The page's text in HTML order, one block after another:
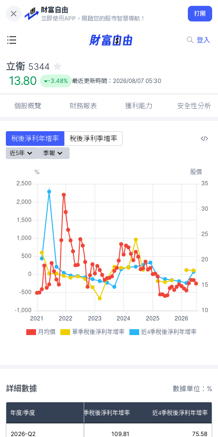
財富自由
立即使用APP，開啟您的股市智慧導航！
打開
登入
13.80
-3.48%
立衛 5344
13.80 -3.48% 最近更新時間： 2026/08/07 05:30
個股概覽 財務報表 獲利能力 安全性分析
稅後淨利年增率 稅後淨利季增率
近5年 季報
月均價 單季稅後淨利年增率 近4季稅後淨利年增率
詳細數據 數據單位：%
年度/季度 單季稅後淨利年增率 近4季稅後淨利年增率
2026-Q2 109.81 75.58